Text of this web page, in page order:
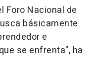
Foro Nacional de
básicamente
e
se enfrenta", ha